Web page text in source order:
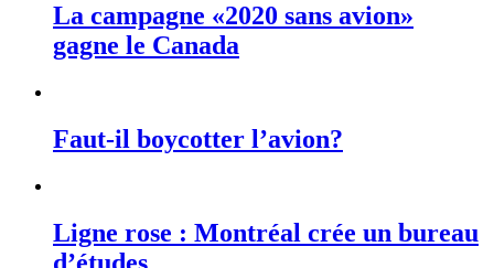
La campagne «2020 sans avion»
gagne le Canada
Faut-il boycotter l’avion?
Ligne rose : Montréal crée un bureau